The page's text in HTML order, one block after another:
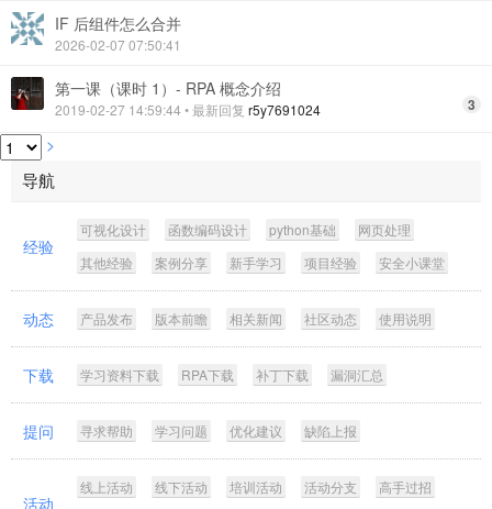
IF 后组件怎么合并
2026-02-07 07:50:41
第一课（课时 1）- RPA 概念介绍
2019-02-27 14:59:44 • 最新回复 r5y7691024 3
>
导航
经验
可视化设计 函数编码设计 python基础
网页处理
其他经验
案例分享 新手学习 项目经验 安全小课堂
动态 产品发布 版本前瞻 相关新闻 社区动态 使用说明
下载 学习资料下载 RPA下载 补丁下载 漏洞汇总
提问 寻求帮助 学习问题 优化建议 缺陷上报
活动
线上活动 线下活动 培训活动 活动分支 高手过招